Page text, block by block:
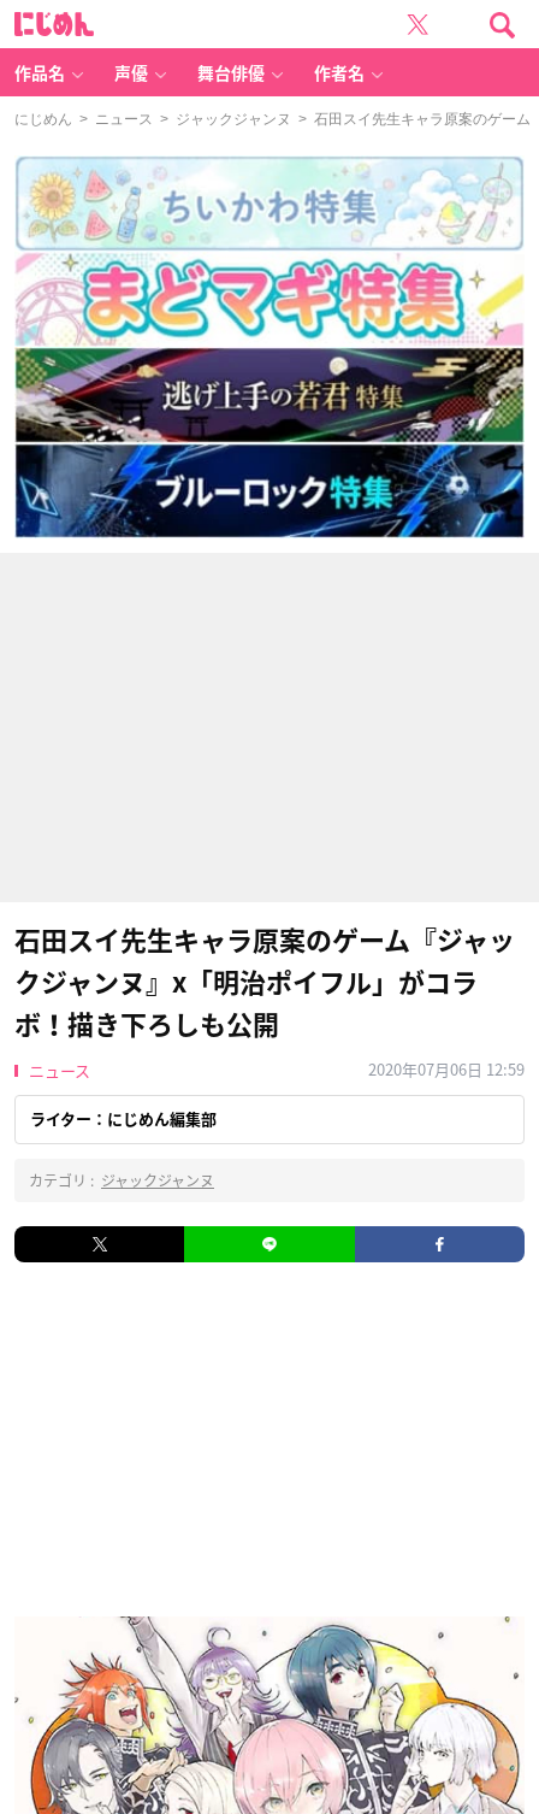
作品名 声優 舞台俳優 作者名
にじめん > ニュース > ジャックジャンヌ > 石田スイ先生キャラ原案のゲーム
石田スイ先生キャラ原案のゲーム『ジャッ
クジャンヌ』x「明治ポイフル」がコラ
ボ！描き下ろしも公開
ニュース 2020年07月06日 12:59
ライター：にじめん編集部
カテゴリ : ジャックジャンヌ